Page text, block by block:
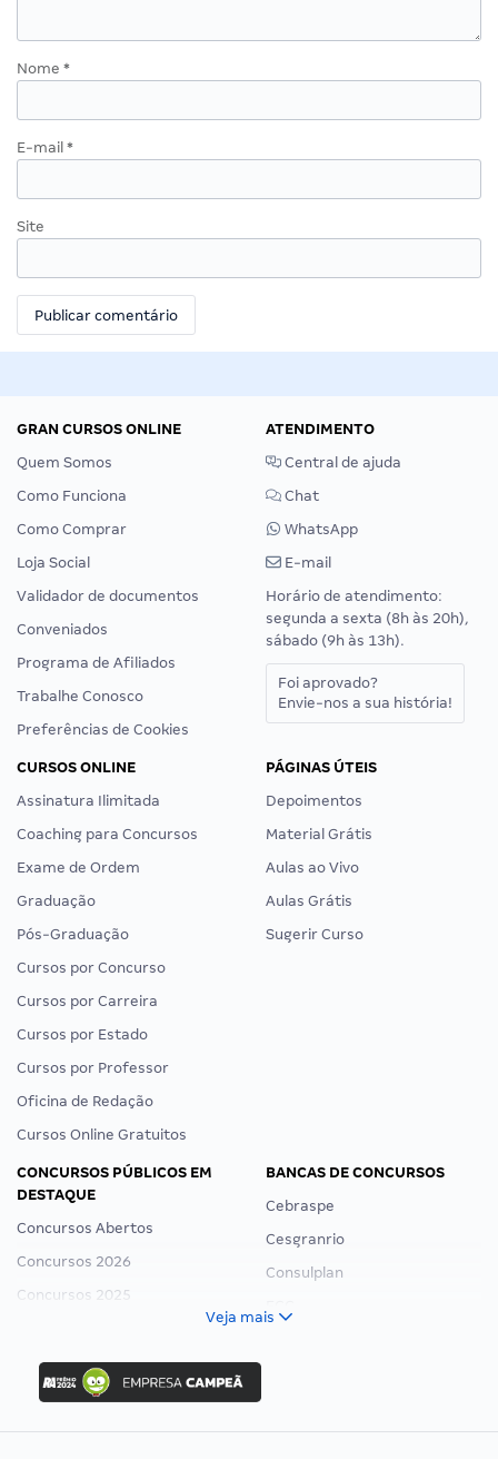
Nome *
E-mail *
Site
GRAN CURSOS ONLINE
Quem Somos
Como Funciona
Como Comprar
Loja Social
Validador de documentos
Conveniados
Programa de Afiliados
Trabalhe Conosco
Preferências de Cookies
ATENDIMENTO
Central de ajuda
Chat
WhatsApp
E-mail
Horário de atendimento:
segunda a sexta (8h às 20h),
sábado (9h às 13h).
Foi aprovado?
Envie-nos a sua história!
CURSOS ONLINE
Assinatura Ilimitada
Coaching para Concursos
Exame de Ordem
Graduação
Pós-Graduação
Cursos por Concurso
Cursos por Carreira
Cursos por Estado
Cursos por Professor
Oficina de Redação
Cursos Online Gratuitos
PÁGINAS ÚTEIS
Depoimentos
Material Grátis
Aulas ao Vivo
Aulas Grátis
Sugerir Curso
CONCURSOS PÚBLICOS EM
DESTAQUE
Concursos Abertos
Concursos 2026
Concursos 2025
Concurso Ibama
Concurso MPU
Editais publicados
BANCAS DE CONCURSOS
Cebraspe
Cesgranrio
Consulplan
Veja mais